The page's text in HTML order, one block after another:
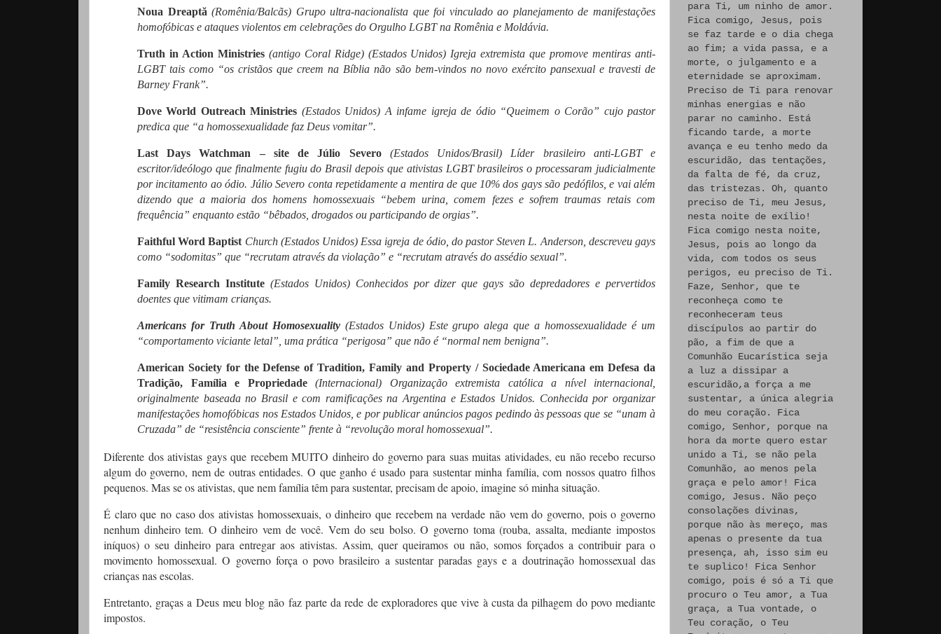
Noua Dreaptă (Romênia/Balcãs) Grupo ultra-nacionalista que foi vinculado ao planejamento de manifestações
homofóbicas e ataques violentos em celebrações do Orgulho LGBT na Romênia e Moldávia.
Truth in Action Ministries (antigo Coral Ridge) (Estados Unidos) Igreja extremista que promove mentiras anti-
LGBT tais como “os cristãos que creem na Bíblia não são bem-vindos no novo exército pansexual e travesti de
Barney Frank”.
Dove World Outreach Ministries (Estados Unidos) A infame igreja de ódio “Queimem o Corão” cujo pastor
predica que “a homossexualidade faz Deus vomitar”.
Last Days Watchman – site de Júlio Severo(Estados Unidos/Brasil) Líder brasileiro anti-LGBT e
escritor/ideólogo que finalmente fugiu do Brasil depois que ativistas LGBT brasileiros o processaram judicialmente
por incitamento ao ódio. Júlio Severo conta repetidamente a mentira de que 10% dos gays são pedófilos, e vai além
dizendo que a maioria dos homens homossexuais “bebem urina, comem fezes e sofrem traumas retais com
frequência” enquanto estão “bêbados, drogados ou participando de orgias”.
Faithful Word Baptist Church (Estados Unidos) Essa igreja de ódio, do pastor Steven L. Anderson, descreveu gays
como “sodomitas” que “recrutam através da violação” e “recrutam através do assédio sexual”.
Family Research Institute(Estados Unidos) Conhecidos por dizer que gays são depredadores e pervertidos
doentes que vitimam crianças.
Americans for Truth About Homosexuality(Estados Unidos) Este grupo alega que a homossexualidade é um
“comportamento viciante letal”, uma prática “perigosa” que não é “normal nem benigna”.
American Society for the Defense of Tradition, Family and Property / Sociedade Americana em Defesa da
Tradição, Família e Propriedade (Internacional) Organização extremista católica a nível internacional,
originalmente baseada no Brasil e com ramificações na Argentina e Estados Unidos. Conhecida por organizar
manifestações homofóbicas nos Estados Unidos, e por publicar anúncios pagos pedindo às pessoas que se “unam à
Cruzada” de “resistência consciente” frente à “revolução moral homossexual”.
Diferente dos ativistas gays que recebem MUITO dinheiro do governo para suas muitas atividades, eu não recebo recurso
algum do governo, nem de outras entidades. O que ganho é usado para sustentar minha família, com nossos quatro filhos
pequenos. Mas se os ativistas, que nem família têm para sustentar, precisam de apoio, imagine só minha situação.
É claro que no caso dos ativistas homossexuais, o dinheiro que recebem na verdade não vem do governo, pois o governo
nenhum dinheiro tem. O dinheiro vem de você. Vem do seu bolso. O governo toma (rouba, assalta, mediante impostos
iníquos) o seu dinheiro para entregar aos ativistas. Assim, quer queiramos ou não, somos forçados a contribuir para o
movimento homossexual. O governo força o povo brasileiro a sustentar paradas gays e a doutrinação homossexual das
crianças nas escolas.
Entretanto, graças a Deus meu blog não faz parte da rede de exploradores que vive à custa da pilhagem do povo mediante
impostos.
para Ti, um ninho de amor.
Fica comigo, Jesus, pois
se faz tarde e o dia chega
ao fim; a vida passa, e a
morte, o julgamento e a
eternidade se aproximam.
Preciso de Ti para renovar
minhas energias e não
parar no caminho. Está
ficando tarde, a morte
avança e eu tenho medo da
escuridão, das tentações,
da falta de fé, da cruz,
das tristezas. Oh, quanto
preciso de Ti, meu Jesus,
nesta noite de exílio!
Fica comigo nesta noite,
Jesus, pois ao longo da
vida, com todos os seus
perigos, eu preciso de Ti.
Faze, Senhor, que te
reconheça como te
reconheceram teus
discípulos ao partir do
pão, a fim de que a
Comunhão Eucarística seja
a luz a dissipar a
escuridão,a força a me
sustentar, a única alegria
do meu coração. Fica
comigo, Senhor, porque na
hora da morte quero estar
unido a Ti, se não pela
Comunhão, ao menos pela
graça e pelo amor! Fica
comigo, Jesus. Não peço
consolações divinas,
porque não às mereço, mas
apenas o presente da tua
presença, ah, isso sim eu
te suplico! Fica Senhor
comigo, pois é só a Ti que
procuro o Teu amor, a Tua
graça, a Tua vontade, o
Teu coração, o Teu